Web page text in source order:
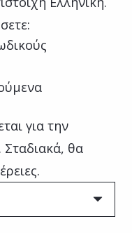
για την
Σταδιακά, θα